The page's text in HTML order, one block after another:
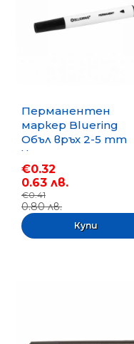
Перманентен
маркер Bluering
Объл връх 2-5 mm
Черен
€0.32
0.63 лв.
€0.41
0.80 лв.